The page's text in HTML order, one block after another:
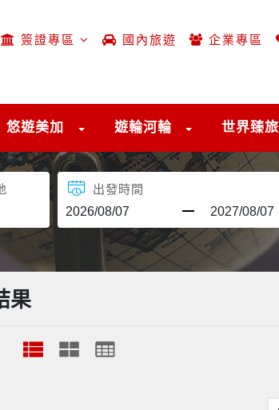
簽證專區 國內旅遊 企業專區
悠遊美加 遊輪河輪 世界臻旅
出發時間
果